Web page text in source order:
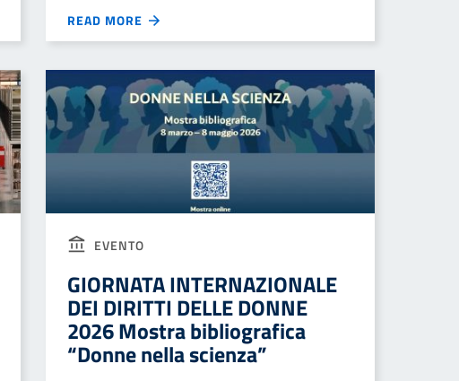
READ MORE
EVENTO
GIORNATA INTERNAZIONALE
DEI DIRITTI DELLE DONNE
2026 Mostra bibliografica
“Donne nella scienza”